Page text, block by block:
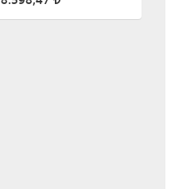
Klozet Tutunma Destek